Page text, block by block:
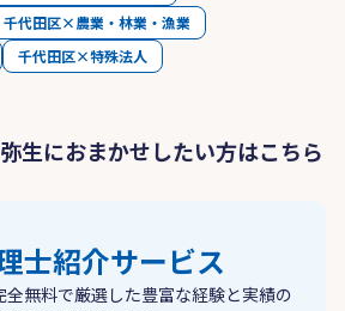
千代田区×農業・林業・漁業
千代田区×特殊法人
生におまかせしたい方はこちら
士紹介サービス
無料で厳選した豊富な経験と実績の